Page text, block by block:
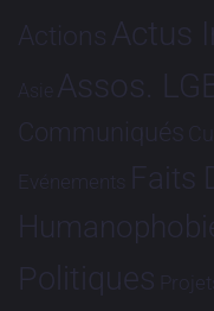
Actions Actus
Asie Assos.
Communiqués
Evénements Faits
Politiques Projets